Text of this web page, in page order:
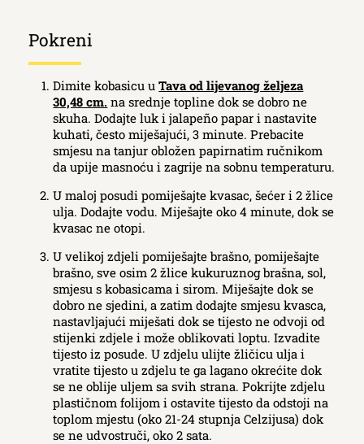
Pokreni
Dimite kobasicu uTava od lijevanog željeza
30,48 cm. na srednje topline dok se dobro ne
skuha. Dodajte luk i jalapeño papar i nastavite
kuhati, često miješajući, 3 minute. Prebacite
smjesu na tanjur obložen papirnatim ručnikom
da upije masnoću i zagrije na sobnu temperaturu.
U maloj posudi pomiješajte kvasac, šećer i 2 žlice
ulja. Dodajte vodu. Miješajte oko 4 minute, dok se
kvasac ne otopi.
U velikoj zdjeli pomiješajte brašno, pomiješajte
brašno, sve osim 2 žlice kukuruznog brašna, sol,
smjesu s kobasicama i sirom. Miješajte dok se
dobro ne sjedini, a zatim dodajte smjesu kvasca,
nastavljajući miješati dok se tijesto ne odvoji od
stijenki zdjele i može oblikovati loptu. Izvadite
tijesto iz posude. U zdjelu ulijte žličicu ulja i
vratite tijesto u zdjelu te ga lagano okrećite dok
se ne oblije uljem sa svih strana. Pokrijte zdjelu
plastičnom folijom i ostavite tijesto da odstoji na
toplom mjestu (oko 21-24 stupnja Celzijusa) dok
se ne udvostruči, oko 2 sata.